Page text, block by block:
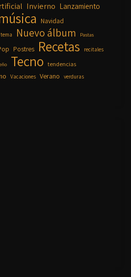
Invierno Lanzamiento
Navidad
tema Nuevo álbum Pastas
Postres Recetas recitales
Tecno tendencias
Vacaciones Verano verduras